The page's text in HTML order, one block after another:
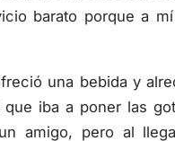
barato porque a
una bebida y
iba a poner las
amigo, pero al